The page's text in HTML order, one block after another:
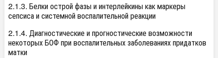
2.1.3. Белки острой фазы и интерлейкины как маркеры
сепсиса и системной воспалительной реакции
2.1.4. Диагностические и прогностические возможности
некоторых БОФ при воспалительных заболеваниях придатков
матки